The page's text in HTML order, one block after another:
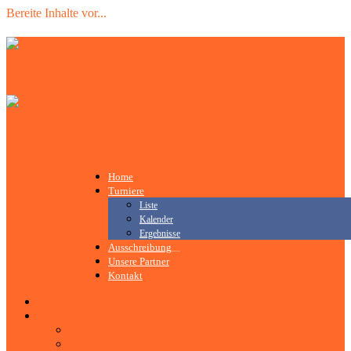
Bereite Inhalte vor...
Home
Turniere
Liste
Kalender
Ergebnisse
Ausschreibung
Unsere Partner
Kontakt